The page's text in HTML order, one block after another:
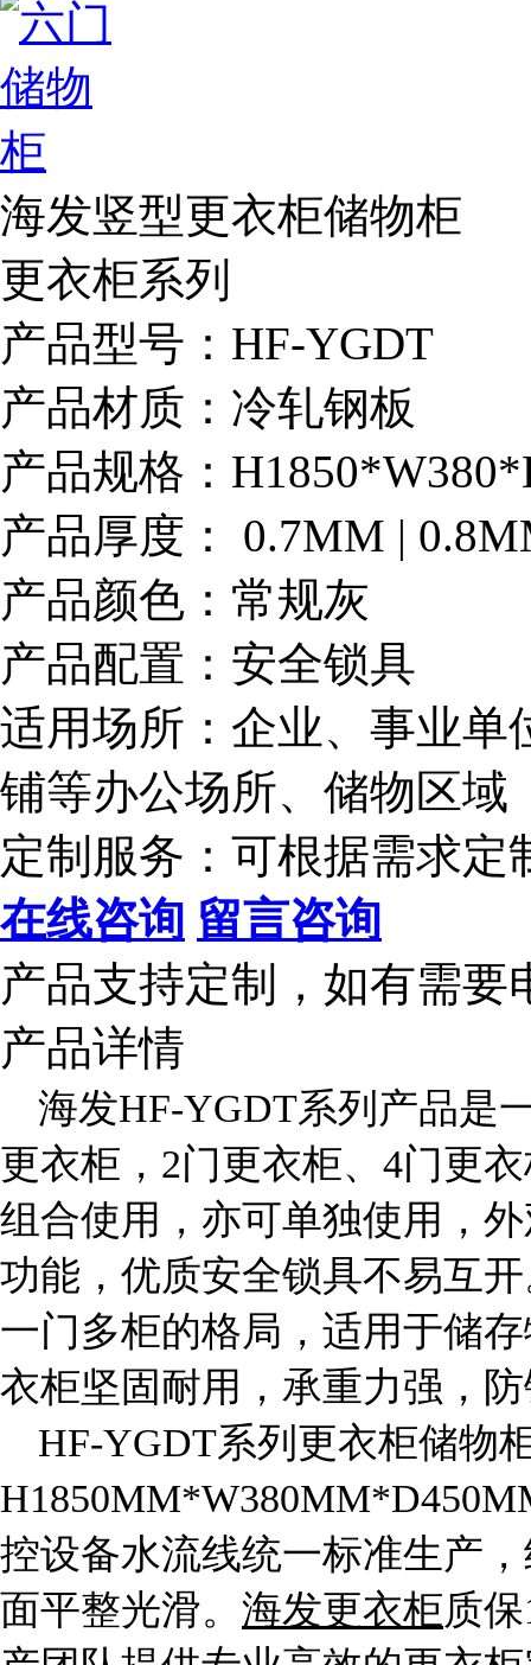
海发竖型更衣柜储物柜
更衣柜系列
产品型号：HF-YGDT
产品材质：冷轧钢板
产品规格：
产品厚度： 0.7MM |
产品颜色：常规灰
产品配置：安全锁具
适用场所：企业、事业单
铺等办公场所、储物区域
定制服务：可根据需求
在线咨询 留言咨询
产品支持定制，如有需要
产品详情
海发HF-YGDT系列产品是
更衣柜，2门更衣柜、4门更
组合使用，亦可单独使用，
功能，优质安全锁具不易互
一门多柜的格局，适用于储
衣柜坚固耐用，承重力强，
HF-YGDT系列更衣柜储物
控设备水流线统一标准生产
面平整光滑。 海发更衣柜质